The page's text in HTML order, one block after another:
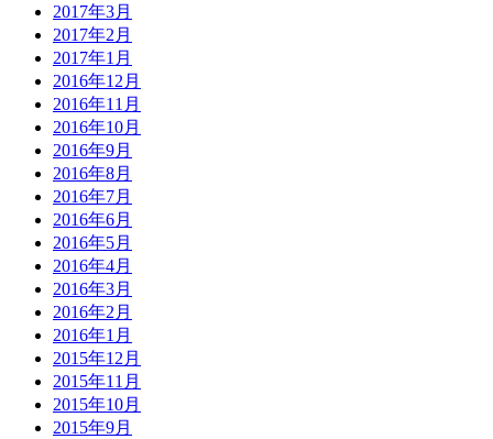
2017年3月
2017年2月
2017年1月
2016年12月
2016年11月
2016年10月
2016年9月
2016年8月
2016年7月
2016年6月
2016年5月
2016年4月
2016年3月
2016年2月
2016年1月
2015年12月
2015年11月
2015年10月
2015年9月